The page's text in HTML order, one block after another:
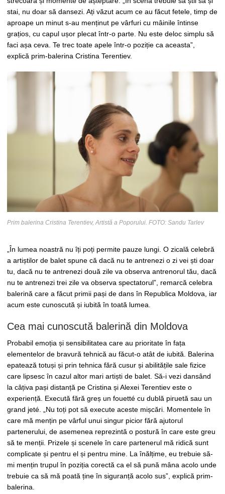
stai, nu doar să dansezi. Ați văzut acum ce au făcut fetele, timp de
aproape un minut s-au menținut pe vârfuri cu mâinile întinse
grațios, cu capul ușor plecat într-o parte. Nu este deloc simplu să
faci așa ceva. Te trec toate apele într-o poziție ca aceasta”,
explică prim-balerina Cristina Terentiev.
Prim balerina Cristina Terentiev, Artistă a Poporului. FOTO: Sandu Tarlev
„În lumea noastră nu îți poți permite pauze lungi. O zicală celebră
a artiștilor de balet spune că dacă nu te antrenezi o zi vei ști doar
tu, dacă nu te antrenezi două zile va observa antrenorul tău, dacă
nu te antrenezi trei zile va observa spectatorul”, remarcă celebra
balerină care a făcut primii pași de dans în Republica Moldova, iar
acum este cunoscută și iubită în toată lumea.
Cea mai cunoscută balerină din Moldova
Probabil emoția și sensibilitatea care au prioritate în fața
elementelor de bravură tehnică au făcut-o atât de iubită. Balerina
epatează totuși și prin tehnica fără cusur și abilitățile sale fizice
care lipsesc în cazul altor mari artiști de balet. Să-i vezi dansând
la câțiva pași distanță pe Cristina și Alexei Terentiev este o
experiență. Execută fără greș un fouetté cu dublă piruetă sau un
grand jeté. „Nu toți pot să execute aceste mișcări. Momentele în
care mă mențin pe vârful unui singur picior fără ajutorul
partenerului, de asemenea reprezintă o postură în care este greu
să te menții. Prizele și scenele în care partenerul mă ridică sunt
complicate și pentru el și pentru mine. La înălțime, eu trebuie să-
mi mențin trupul în poziția corectă ca el să pună mâna acolo unde
trebuie ca să mă poată ține în siguranță acolo sus”, explică prim-
balerina.